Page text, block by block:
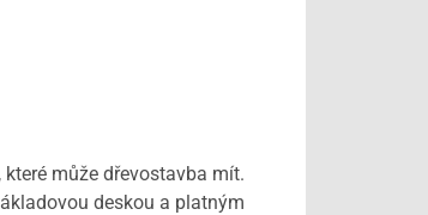
může dřevostavba mít.
deskou a platným